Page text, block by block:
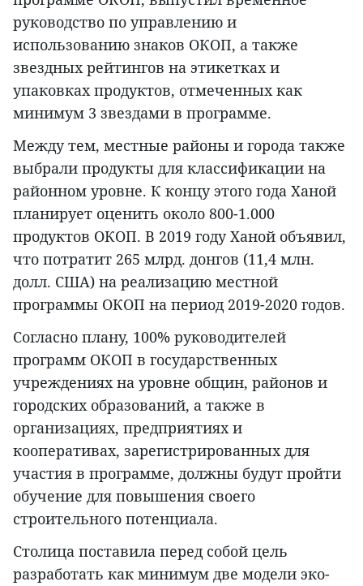
руководство по управлению и
использованию знаков ОКОП, а также
звездных рейтингов на этикетках и
упаковках продуктов, отмеченных как
минимум 3 звездами в программе.
Между тем, местные районы и города также
выбрали продукты для классификации на
районном уровне. К концу этого года Ханой
планирует оценить около 800-1.000
продуктов ОКОП. В 2019 году Ханой объявил,
что потратит 265 млрд. донгов (11,4 млн.
долл. США) на реализацию местной
программы ОКОП на период 2019-2020 годов.
Согласно плану, 100% руководителей
программ ОКОП в государственных
учреждениях на уровне общин, районов и
городских образований, а также в
организациях, предприятиях и
кооперативах, зарегистрированных для
участия в программе, должны будут пройти
обучение для повышения своего
строительного потенциала.
Столица поставила перед собой цель
разработать как минимум две модели эко-